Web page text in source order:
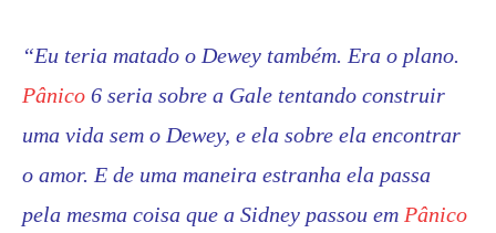
“Eu teria matado o Dewey também. Era o plano.
Pânico 6 seria sobre a Gale tentando construir
uma vida sem o Dewey, e ela sobre ela encontrar
o amor. E de uma maneira estranha ela passa
pela mesma coisa que a Sidney passou em Pânico